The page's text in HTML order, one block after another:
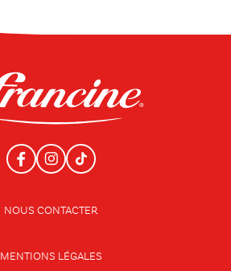
NOUS CONTACTER
MENTIONS LÉGALES